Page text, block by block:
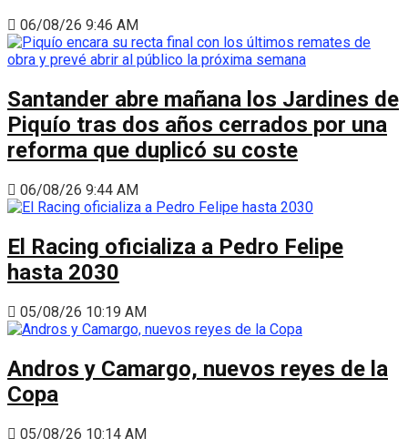
06/08/26 9:46 AM
Santander abre mañana los Jardines de
Piquío tras dos años cerrados por una
reforma que duplicó su coste
06/08/26 9:44 AM
El Racing oficializa a Pedro Felipe
hasta 2030
05/08/26 10:19 AM
Andros y Camargo, nuevos reyes de la
Copa
05/08/26 10:14 AM